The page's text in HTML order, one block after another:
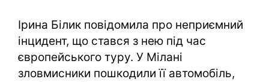
Ірина Білик повідомила про неприємний
інцидент, що стався з нею під час
європейського туру. У Мілані
зловмисники пошкодили її автомобіль,